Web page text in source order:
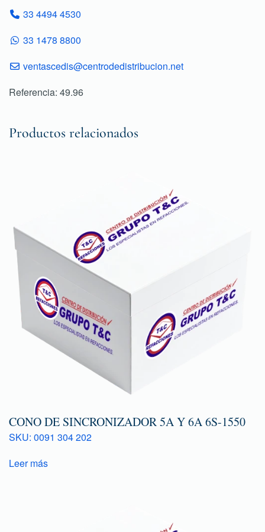
33 4494 4530
33 1478 8800
ventascedis@centrodedistribucion.net
Referencia: 49.96
Productos relacionados
CONO DE SINCRONIZADOR 5A Y 6A 6S-1550
SKU: 0091 304 202
Leer más